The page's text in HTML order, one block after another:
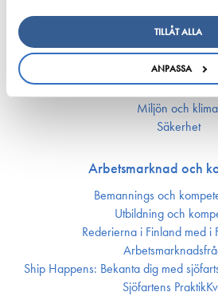
TILLÅT ALLA
ANPASSA
Nyckeltal för
Ansvarsfullhet
Miljön och
Säkerhet
Arbetsmarknad och
Bemannings och
Utbildning och
Rederierna i Finland med i
Ship Happens: Bekanta dig med
Sjöfartens